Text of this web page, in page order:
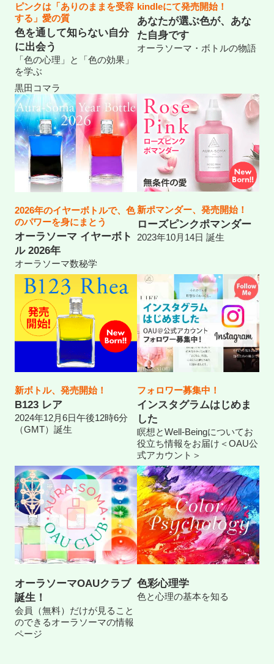
ピンクは「ありのままを受容
する」愛の質
色を通して知らない自分
に出会う
「色の心理」と「色の効果」
を学ぶ
黒田コマラ
kindleにて発売開始！
あなたが選ぶ色が、あな
た自身です
オーラソーマ・ボトルの物語
2026年のイヤーボトルで、色
のパワーを身にまとう
オーラソーマ イヤーボト
ル 2026年
オーラソーマ数秘学
新ポマンダー、発売開始！
ローズピンクポマンダー
2023年10月14日 誕生
新ボトル、発売開始！
B123 レア
2024年12月6日午後12時6分
（GMT）誕生
フォロワー募集中！
インスタグラムはじめま
した
瞑想とWell-Beingについてお
役立ち情報をお届け＜OAU公
式アカウント＞
オーラソーマOAUクラブ
誕生！
会員（無料）だけが見ること
のできるオーラソーマの情報
ページ
色彩心理学
色と心理の基本を知る